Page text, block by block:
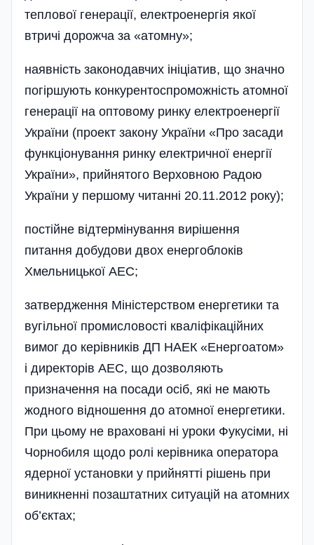
теплової генерації, електроенергія якої
втричі дорожча за «атомну»;
наявність законодавчих ініціатив, що значно
погіршують конкурентоспроможність атомної
генерації на оптовому ринку електроенергії
України (проект закону України «Про засади
функціонування ринку електричної енергії
України», прийнятого Верховною Радою
України у першому читанні 20.11.2012 року);
постійне відтермінування вирішення
питання добудови двох енергоблоків
Хмельницької АЕС;
затвердження Міністерством енергетики та
вугільної промисловості кваліфікаційних
вимог до керівників ДП НАЕК «Енергоатом»
і директорів АЕС, що дозволяють
призначення на посади осіб, які не мають
жодного відношення до атомної енергетики.
При цьому не враховані ні уроки Фукусіми, ні
Чорнобиля щодо ролі керівника оператора
ядерної установки у прийнятті рішень при
виникненні позаштатних ситуацій на атомних
об’єктах;